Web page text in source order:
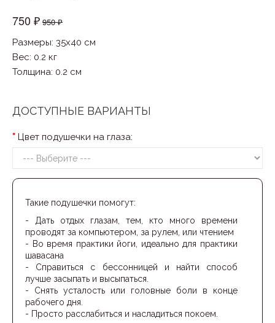
750 ₽ 950 ₽
Размеры: 35x40 см
Вес: 0.2 кг
Толщина: 0.2 см
ДОСТУПНЫЕ ВАРИАНТЫ
Цвет подушечки на глаза:
Такие подушечки помогут:
- Дать отдых глазам, тем, кто много времени
проводят за компьютером, за рулем, или чтением
- Во время практики йоги, идеально для практики
шавасана
- Справиться с бессонницей и найти способ
лучше засыпать и высыпаться.
- Снять усталость или головные боли в конце
рабочего дня.
- Просто расслабиться и насладиться покоем.